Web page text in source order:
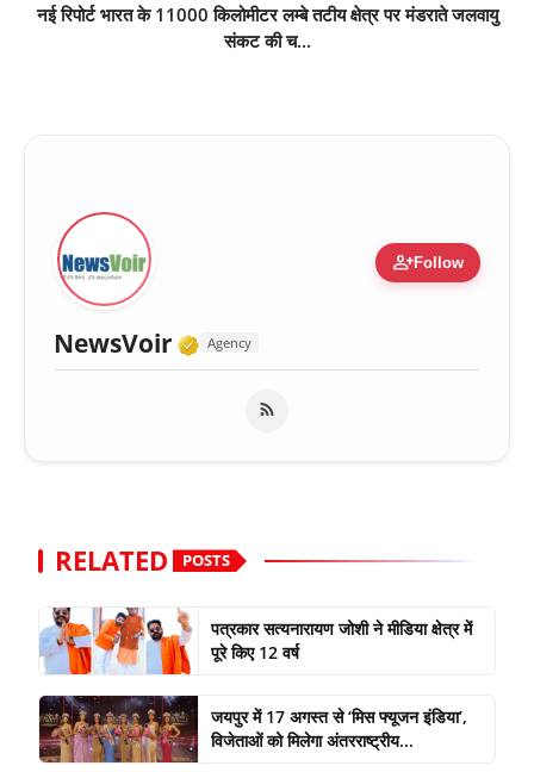
नई रिपोर्ट भारत के 11000 किलोमीटर लम्बे तटीय क्षेत्र पर मंडराते जलवायु
संकट की च...
person_addFollow
NewsVoir Verified Media or
Agency
RELATED POSTS
पत्रकार सत्यनारायण जोशी ने मीडिया क्षेत्र में
पूरे किए 12 वर्ष
जयपुर में 17 अगस्त से ‘मिस फ्यूजन इंडिया’,
विजेताओं को मिलेगा अंतरराष्ट्रीय...